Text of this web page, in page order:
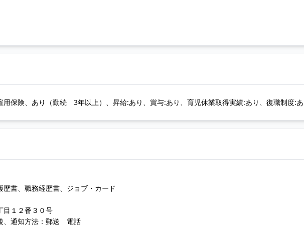
用保険、あり（勤続 3年以上）、昇給:あり、賞与:あり、育児休業取得実績:あり、復職制度:
書、職務経歴書、ジョブ・カード
目１２番３０号
、通知方法：郵送 電話